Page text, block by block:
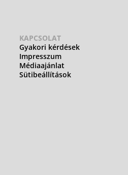
KAPCSOLAT
Gyakori kérdések
Impresszum
Médiaajánlat
Sütibeállítások